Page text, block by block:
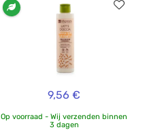
9,56 €
Op voorraad - Wij verzenden binnen
3 dagen